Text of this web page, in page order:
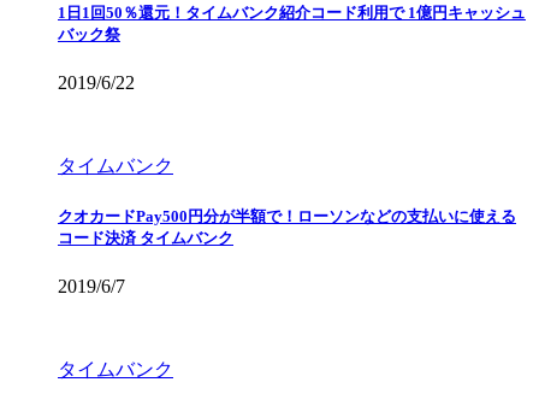
1日1回50％還元！タイムバンク紹介コード利用で 1億円キャッシュ
バック祭
2019/6/22
タイムバンク
クオカードPay500円分が半額で！ローソンなどの支払いに使える
コード決済 タイムバンク
2019/6/7
タイムバンク